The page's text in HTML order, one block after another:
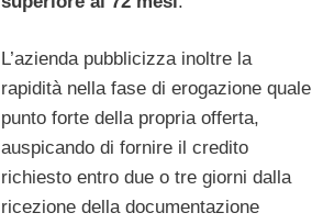
L’azienda pubblicizza inoltre la
rapidità nella fase di erogazione quale
punto forte della propria offerta,
auspicando di fornire il credito
richiesto entro due o tre giorni dalla
ricezione della documentazione